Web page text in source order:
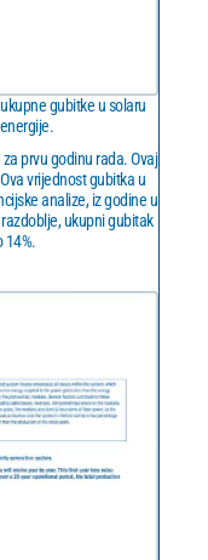
gubitke u solaru
prvu godinu rada. Ovaj
vrijednost gubitka u
analize, iz godine u
ukupni gubitak
14%.